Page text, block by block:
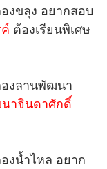
งขลุง อยากสอบ
ต้องเรียนพิเศษ
งลานพัฒนา
าจินดาศักดิ์
งน้ำไหล อยาก